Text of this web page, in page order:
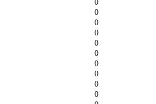
0
0
0
0
0
0
0
0
0
0